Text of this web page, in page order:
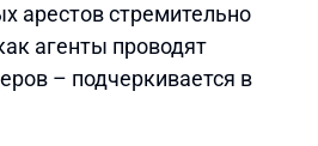
арестов стремительно
агенты проводят
– подчеркивается в